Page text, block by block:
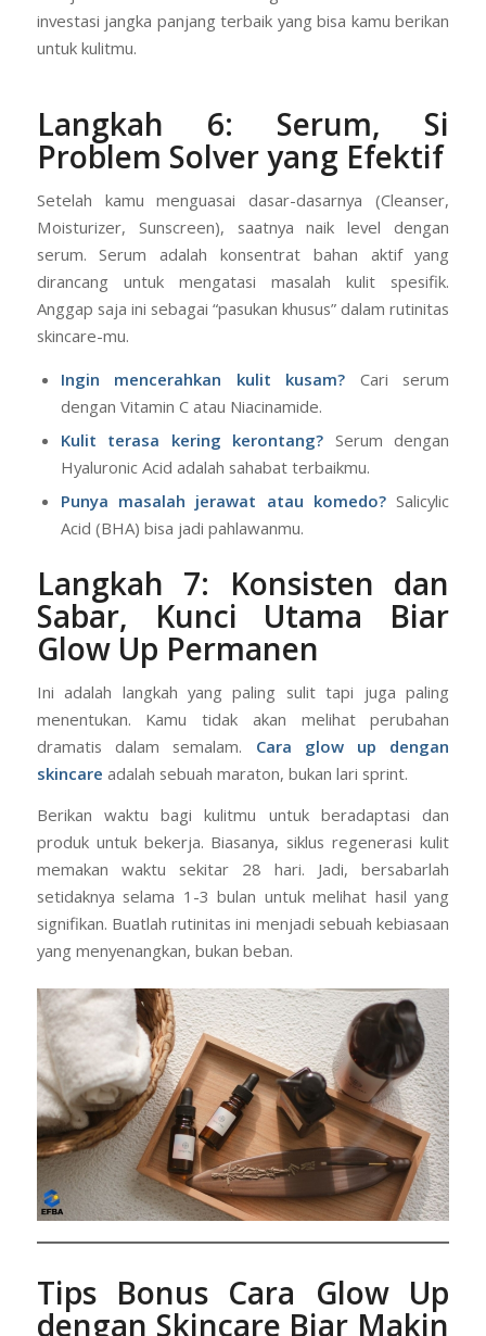
Berapa? Gunakan minimal SPF 30 PA++.
Menjadikan sunscreen sebagai kebiasaan adalah
untuk kulitmu.
Langkah 6: Serum, Si
Problem Solver yang Efektif
Setelah kamu menguasai dasar-dasarnya (Cleanser,
Moisturizer, Sunscreen), saatnya naik level dengan
serum. Serum adalah konsentrat bahan aktif yang
dirancang untuk mengatasi masalah kulit spesifik.
Anggap saja ini sebagai “pasukan khusus” dalam rutinitas
skincare-mu.
Ingin mencerahkan kulit kusam?Cari serum
dengan Vitamin C atau Niacinamide.
Kulit terasa kering kerontang?Serum dengan
Hyaluronic Acid adalah sahabat terbaikmu.
Punya masalah jerawat atau komedo?
Salicylic
Acid (BHA) bisa jadi pahlawanmu.
Langkah 7: Konsisten dan
Sabar, Kunci Utama Biar
Glow Up Permanen
Ini adalah langkah yang paling sulit tapi juga paling
menentukan. Kamu tidak akan melihat perubahan
dramatis dalam semalam. Cara glow up dengan
skincareadalah sebuah maraton, bukan lari sprint.
Berikan waktu bagi kulitmu untuk beradaptasi dan
produk untuk bekerja. Biasanya, siklus regenerasi kulit
memakan waktu sekitar 28 hari. Jadi, bersabarlah
setidaknya selama 1-3 bulan untuk melihat hasil yang
signifikan. Buatlah rutinitas ini menjadi sebuah kebiasaan
yang menyenangkan, bukan beban.